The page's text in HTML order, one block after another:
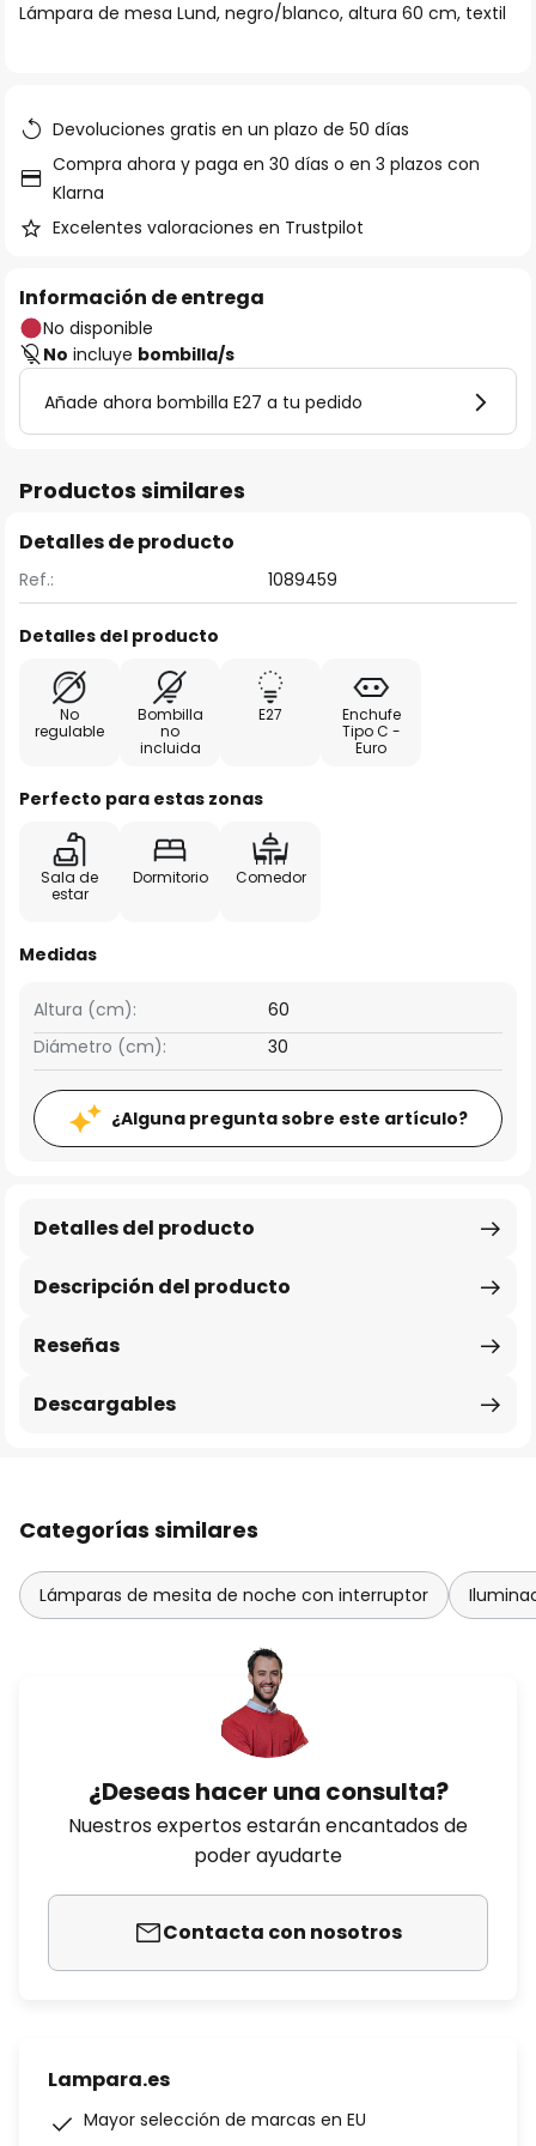
galería
Lámpara de mesa Lund, negro/blanco, altura 60 cm, textil
Devoluciones gratis en un plazo de 50 días
Compra ahora y paga en 30 días o en 3 plazos con
Klarna
Excelentes valoraciones en Trustpilot
Información de entrega
No disponible
No incluye bombilla/s
Añade ahora bombilla E27 a tu pedido
Productos similares
Detalles de producto
Ref.: 1089459
Detalles del producto
No
regulable
Bombilla
no
incluida
E27
Enchufe
Tipo C -
Euro
Perfecto para estas zonas
Sala de
estar
Dormitorio Comedor
Medidas
Altura (cm):
60
Diámetro (cm):
30
¿Alguna pregunta sobre este artículo?
Descripción del producto
Detalles del producto
Reseñas
Descargables
Categorías similares
Lámparas de mesita de noche con interruptor
¿Deseas hacer una consulta?
Nuestros expertos estarán encantados de
poder ayudarte
Contacta con nosotros
Lampara.es
Mayor selección de marcas en EU